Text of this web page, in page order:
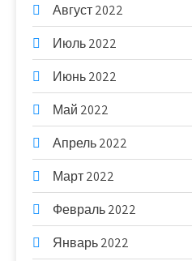
Август 2022
Июль 2022
Июнь 2022
Май 2022
Апрель 2022
Март 2022
Февраль 2022
Январь 2022